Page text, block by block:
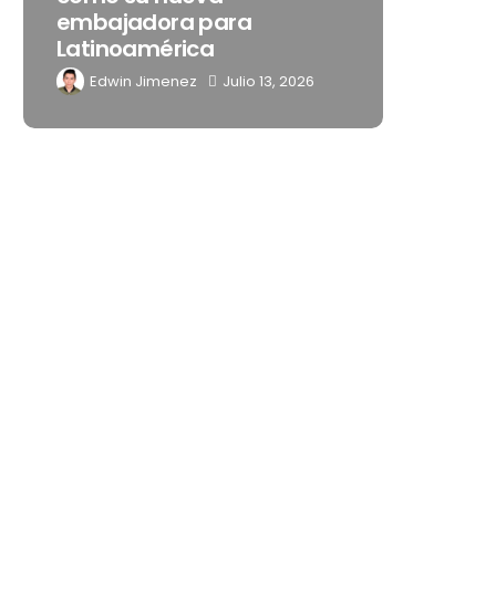
noches de Boca del Río y
Mérida
Edwin Jimenez Julio 13, 2026